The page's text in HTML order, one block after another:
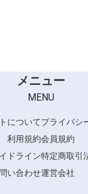
メニュー
MENU
についてプライバシ
利用規約会員規約
ドライン特定商取引
い合わせ運営会社